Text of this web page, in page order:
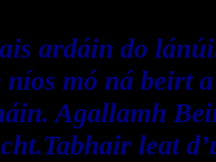
ardáin do
mó ná beirt
Agallamh
leat